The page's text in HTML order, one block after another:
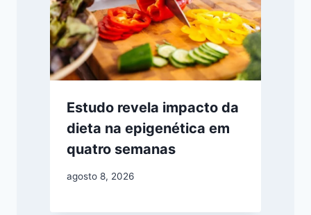
Estudo revela impacto da
dieta na epigenética em
quatro semanas
agosto 8, 2026